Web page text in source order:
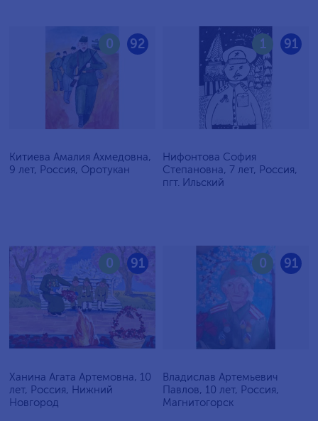
92
0
Китиева Амалия Ахмедовна,
9 лет, Россия, Оротукан
91
1
Нифонтова София
Степановна, 7 лет, Россия,
пгт. Ильский
91
0
Ханина Агата Артемовна, 10
лет, Россия, Нижний
Новгород
91
0
Владислав Артемьевич
Павлов, 10 лет, Россия,
Магнитогорск